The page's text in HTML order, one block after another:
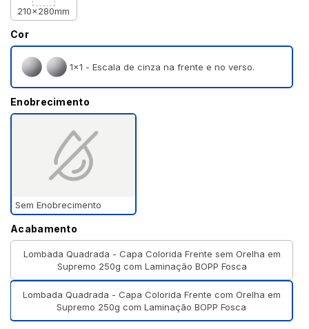
210x280mm
Cor
1×1 - Escala de cinza na frente e no verso.
Enobrecimento
Sem Enobrecimento
Acabamento
Lombada Quadrada - Capa Colorida Frente sem Orelha em
Supremo 250g com Laminação BOPP Fosca
Lombada Quadrada - Capa Colorida Frente com Orelha em
Supremo 250g com Laminação BOPP Fosca